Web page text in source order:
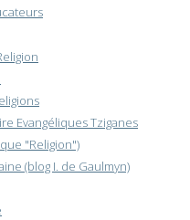
Evangéliques Tziganes
"Religion")
(blog I. de Gaulmyn)